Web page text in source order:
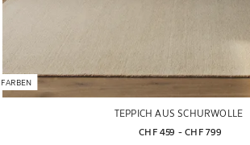
TEPPICH AUS SCHURWOLLE
CHF 459 - CHF 799